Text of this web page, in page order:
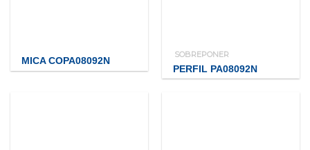
MICA COPA08092N
SOBREPONER
PERFIL PA08092N